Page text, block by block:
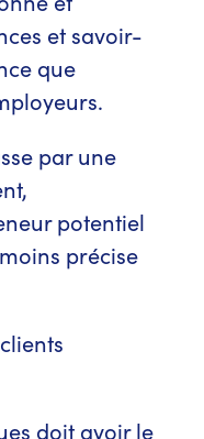
et savoir-
que
par une
potentiel
précise
doit avoir le